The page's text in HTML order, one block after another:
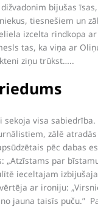
bijušas
tiesnešiem un
izcelta rindkopa
tas, ka viņa ar
ziņu trūkst…..
sekoja visa
zālē
pēc dabas
„Atzīstams par
ieceltajam
ar ironiju:
jauna taisīs puču.”